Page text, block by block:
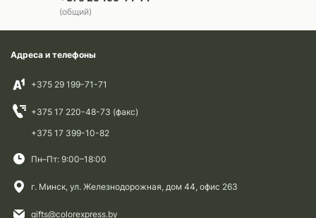
(общий)
Адреса и телефоны
+375 29 199-71-71
+375 17 220-48-73 (факс)
+375 17 399-10-82
Пн–Пт: 9:00–18:00
г. Минск, ул. Железнодорожная, дом 44, офис 263
gifts@colorexpress.by